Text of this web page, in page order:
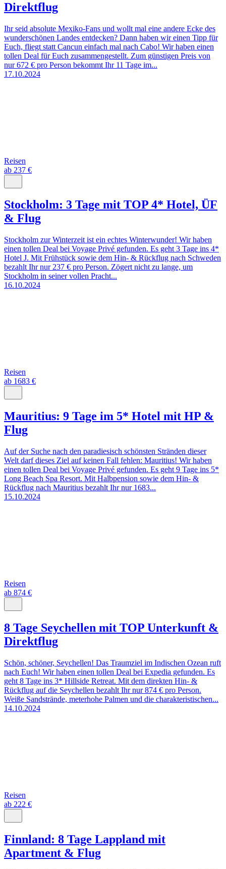
Direktflug
Ihr seid absolute Mexiko-Fans und wollt mal eine andere Ecke des
wunderschönen Landes entdecken? Dann haben wir einen Tipp für
Euch, fliegt statt Cancun einfach mal nach Cabo! Wir haben einen
tollen Deal für Euch zusammengestellt. Zum günstigen Preis von
nur 672 € pro Person bekommt Ihr 11 Tage im...
17.10.2024
Reisen
ab 237 €
Stockholm: 3 Tage mit TOP 4* Hotel, ÜF
& Flug
Stockholm zur Winterzeit ist ein echtes Winterwunder! Wir haben
einen tollen Deal bei Voyage Privé gefunden. Es geht 3 Tage ins 4*
Hotel J. Mit Frühstück sowie dem Hin- & Rückflug nach Schweden
bezahlt Ihr nur 237 € pro Person. Zögert nicht zu lange, um
Stockholm in seiner vollen Pracht...
16.10.2024
Reisen
ab 1683 €
Mauritius: 9 Tage im 5* Hotel mit HP &
Flug
Auf der Suche nach den paradiesisch schönsten Stränden dieser
Welt darf dieses Ziel auf keinen Fall fehlen: Mauritius! Wir haben
einen tollen Deal bei Voyage Privé gefunden. Es geht 9 Tage ins 5*
Long Beach Spa Resort. Mit Halbpension sowie dem Hin- &
Rückflug nach Mauritius bezahlt Ihr nur 1683...
15.10.2024
Reisen
ab 874 €
8 Tage Seychellen mit TOP Unterkunft &
Direktflug
Schön, schöner, Seychellen! Das Traumziel im Indischen Ozean ruft
nach Euch! Wir haben einen tollen Deal bei Expedia gefunden. Es
geht 8 Tage ins 3* Hillside Retreat. Mit dem direkten Hin- &
Rückflug auf die Seychellen bezahlt Ihr nur 874 € pro Person.
Weiße Sandstrände, meterhohe Palmen und die charakteristischen...
14.10.2024
Reisen
ab 222 €
Finnland: 8 Tage Lappland mit
Apartment & Flug